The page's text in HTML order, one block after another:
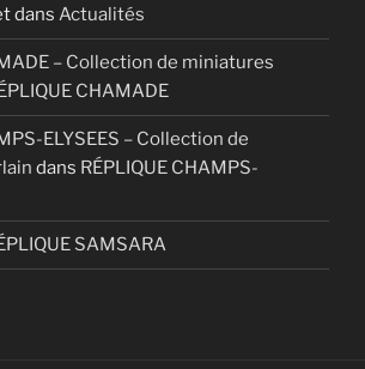
dans Actualités
– Collection de miniatures
CHAMADE
ELYSEES – Collection de
dans RÉPLIQUE CHAMPS-
SAMSARA